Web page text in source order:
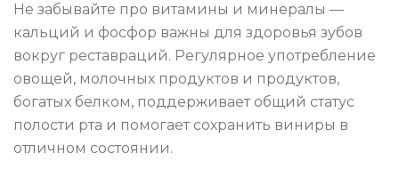
Не забывайте про витамины и минералы —
кальций и фосфор важны для здоровья зубов
вокруг реставраций. Регулярное употребление
овощей, молочных продуктов и продуктов,
богатых белком, поддерживает общий статус
полости рта и помогает сохранить виниры в
отличном состоянии.